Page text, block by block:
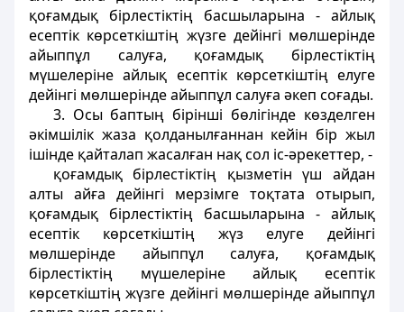
қоғамдық бiрлестiктің басшыларына - айлық
есептiк көрсеткiштiң жүзге дейiнгi мөлшерiнде
айыппұл салуға, қоғамдық бiрлестiктiң
мүшелерiне айлық есептік көрсеткiштiң елуге
дейiнгi мөлшерінде айыппұл салуға әкеп соғады.
3. Осы баптың бiрiншi бөлiгiнде көзделген
әкiмшілік жаза қолданылғаннан кейін бiр жыл
iшiнде қайталап жасалған нақ сол iс-әрекеттер, -
қоғамдық бiрлестiктiң қызметiн үш айдан
алты айға дейiнгі мерзiмге тоқтата отырып,
қоғамдық бiрлестiктiң басшыларына - айлық
есептiк көрсеткіштің жүз елуге дейiнгі
мөлшерiнде айыппұл салуға, қоғамдық
бiрлестiктің мүшелеріне айлық есептiк
көрсеткіштің жүзге дейінгi мөлшерiнде айыппұл